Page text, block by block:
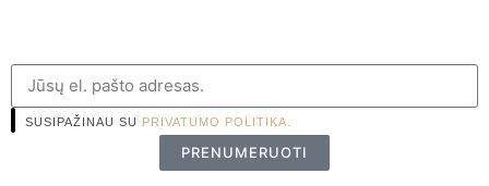
SUSIPAŽINAU SU PRIVATUMO POLITIKA.
PRENUMERUOTI